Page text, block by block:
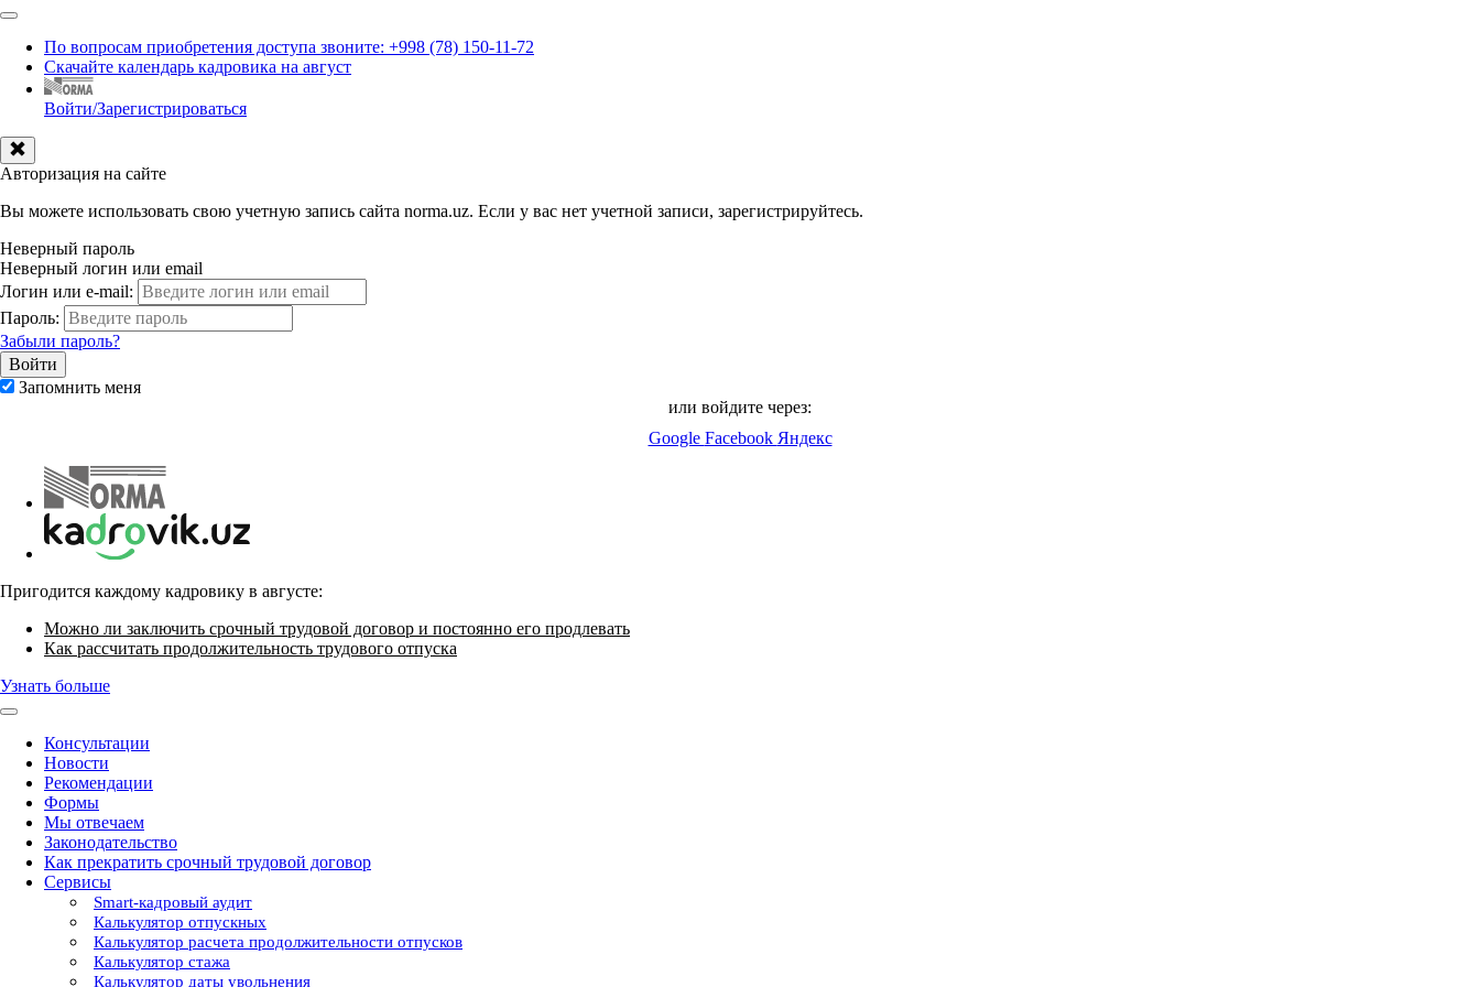
По вопросам приобретения доступа звоните: +998 (78) 150-11-72
Скачайте календарь кадровика на август
Войти/Зарегистрироваться
Авторизация на сайте
Вы можете использовать свою учетную запись сайта norma.uz. Если у вас нет учетной записи, зарегистрируйтесь.
Неверный пароль
Неверный логин или email
Логин или e-mail:
Пароль:
Забыли пароль?
Запомнить меня
или войдите через:
Google Facebook Яндекс
Пригодится каждому кадровику в августе:
Можно ли заключить срочный трудовой договор и постоянно его продлевать
Как рассчитать продолжительность трудового отпуска
Узнать больше
Консультации
Новости
Рекомендации
Формы
Мы отвечаем
Законодательство
Как прекратить срочный трудовой договор
Сервисы
Smart-кадровый аудит
Калькулятор отпускных
Калькулятор расчета продолжительности отпусков
Калькулятор стажа
Калькулятор даты увольнения